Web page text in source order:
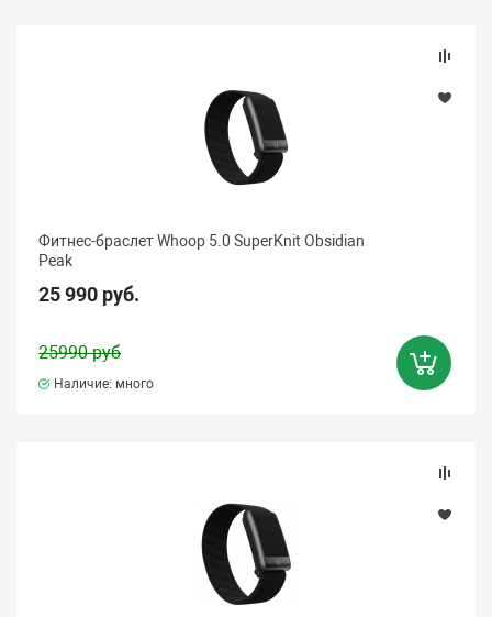
Фитнес-браслет Whoop 5.0 SuperKnit Obsidian
Peak
25 990 руб.
25990 руб
Наличие: много